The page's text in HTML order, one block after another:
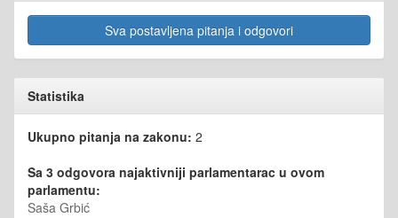
Sva postavljena pitanja i odgovori
Statistika
Ukupno pitanja na zakonu: 2
Sa 3 odgovora najaktivniji parlamentarac u ovom
parlamentu:
Saša Grbić